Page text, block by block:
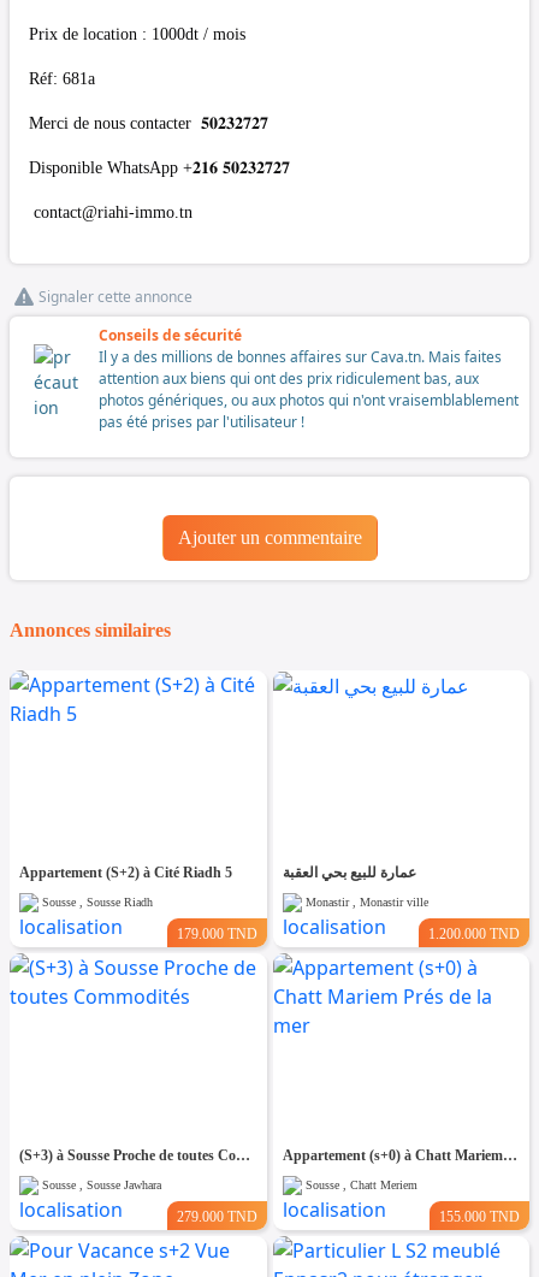
Prix de location : 1000dt / mois
Réf: 681a
Merci de nous contacter 𝟓𝟎𝟐𝟑𝟐𝟕𝟐𝟕
Disponible WhatsApp +𝟐𝟏𝟔 𝟓𝟎𝟐𝟑𝟐𝟕𝟐𝟕
contact@riahi-immo.tn
Signaler cette annonce
Conseils de sécurité
Il y a des millions de bonnes affaires sur Cava.tn. Mais faites
attention aux biens qui ont des prix ridiculement bas, aux
photos génériques, ou aux photos qui n'ont vraisemblablement
pas été prises par l'utilisateur !
Ajouter un commentaire
Annonces similaires
Appartement (S+2) à Cité Riadh 5
Sousse , Sousse Riadh
179.000 TND
عمارة للبيع بحي العقبة
Monastir , Monastir ville
1.200.000 TND
(S+3) à Sousse Proche de toutes Commodités
Sousse , Sousse Jawhara
279.000 TND
Appartement (s+0) à Chatt Mariem Prés de la mer
Sousse , Chatt Meriem
155.000 TND